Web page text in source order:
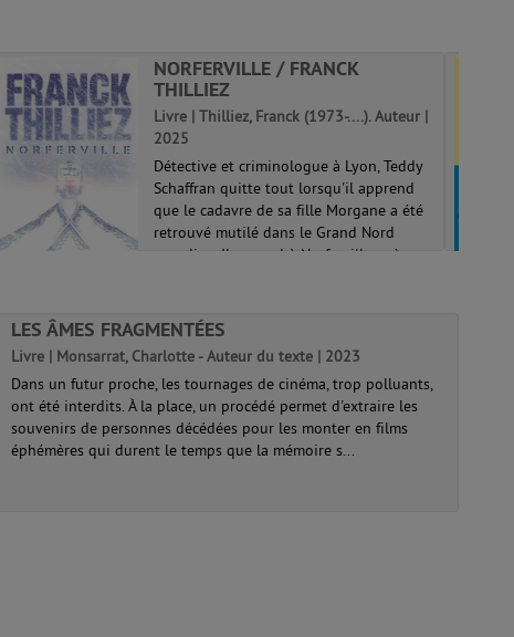
NORFERVILLE / FRANCK
THILLIEZ
Livre | Thilliez, Franck (1973-....). Auteur |
2025
Détective et criminologue à Lyon, Teddy
Schaffran quitte tout lorsqu'il apprend
que le cadavre de sa fille Morgane a été
retrouvé mutilé dans le Grand Nord
canadien. Il se rend à Norferville, près
LES ÂMES FRAGMENTÉES
Livre | Monsarrat, Charlotte - Auteur du texte | 2023
Dans un futur proche, les tournages de cinéma, trop polluants,
ont été interdits. À la place, un procédé permet d'extraire les
souvenirs de personnes décédées pour les monter en films
éphémères qui durent le temps que la mémoire s...